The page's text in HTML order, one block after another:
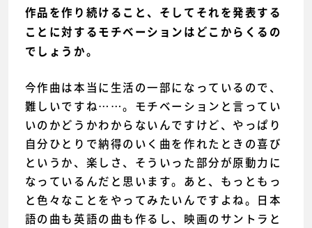
作品を作り続けること、そしてそれを発表する
ことに対するモチベーションはどこからくるの
でしょうか。
今作曲は本当に生活の一部になっているので、
難しいですね……。モチベーションと言ってい
いのかどうかわからないんですけど、やっぱり
自分ひとりで納得のいく曲を作れたときの喜び
というか、楽しさ、そういった部分が原動力に
なっているんだと思います。あと、もっともっ
と色々なことをやってみたいんですよね。日本
語の曲も英語の曲も作るし、映画のサントラと